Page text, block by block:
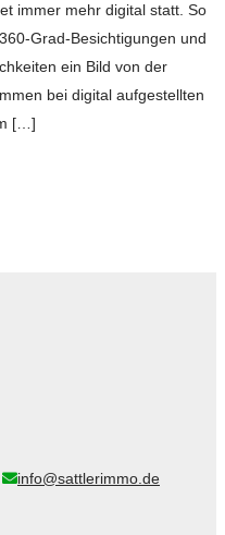
immer mehr digital statt. So
Grad-Besichtigungen und
ein Bild von der
bei digital aufgestellten
[…]
info@sattlerimmo.de